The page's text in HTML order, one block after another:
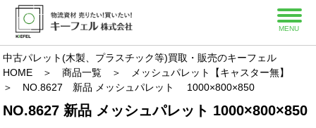
MENU
中古パレット(木製、プラスチック等)買取・販売のキーフェル
HOME ＞商品一覧 ＞
メッシュパレット【キャスター無】
＞ NO.8627 新品 メッシュパレット 1000×800×850
NO.8627 新品 メッシュパレット 1000×800×850